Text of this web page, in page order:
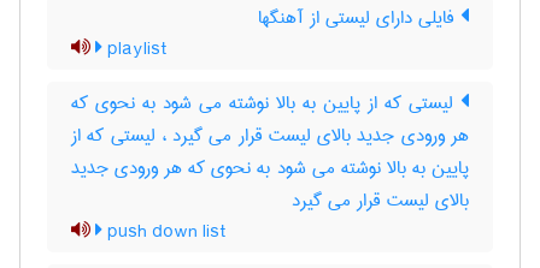
فایلی دارای لیستی از آهنگها
playlist
لیستی که از پایین به بالا نوشته می شود به نحوی که
هر ورودی جدید بالای لیست قرار می گیرد ، لیستی که از
پایین به بالا نوشته می شود به نحوی که هر ورودی جدید
بالای لیست قرار می گیرد
push down list